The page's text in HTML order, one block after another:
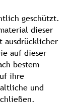
geschützt.
dieser
ausdrücklicher
auf dieser
bestem
ihre
und